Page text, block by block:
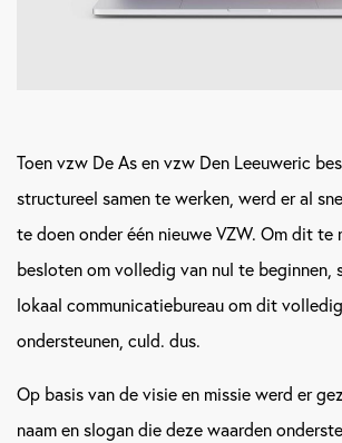
Toen vzw De As en vzw Den Leeuweric
structureel samen te werken, werd er al
te doen onder één nieuwe VZW. Om dit te
besloten om volledig van nul te beginnen,
lokaal communicatiebureau om dit
ondersteunen, culd. dus.
Op basis van de visie en missie werd er
naam en slogan die deze waarden